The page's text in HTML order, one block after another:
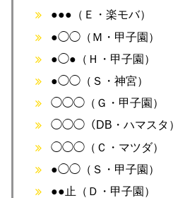
●●●（Ｅ・楽モバ）
●◯◯（Ｍ・甲子園）
●◯●（Ｈ・甲子園）
●◯◯（Ｓ・神宮）
◯◯◯（Ｇ・甲子園）
◯◯◯（DB・ハマスタ）
◯◯◯（Ｃ・マツダ）
●◯◯（Ｓ・甲子園）
●●止（Ｄ・甲子園）